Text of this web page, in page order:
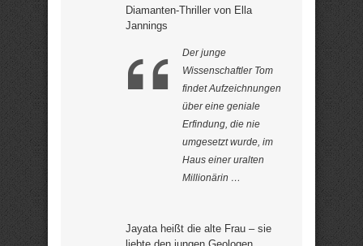
Diamanten-Thriller von Ella
Jannings
Der junge
Wissenschaftler Tom
findet Aufzeichnungen
über eine geniale
Erfindung, die nie
umgesetzt wurde, im
Haus einer uralten
Millionärin …
Jayata heißt die alte Frau – sie